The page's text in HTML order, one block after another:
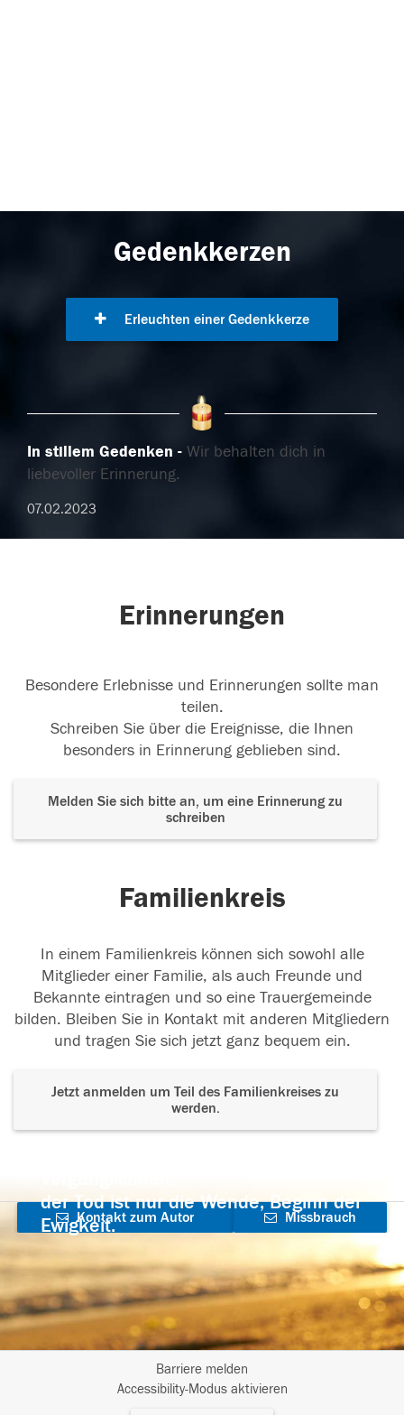
Gedenkkerzen
Erleuchten einer Gedenkkerze
In stillem Gedenken
Wir behalten dich in
liebevoller Erinnerung.
07.02.2023
Erinnerungen
Besondere Erlebnisse und Erinnerungen sollte man
teilen.
Schreiben Sie über die Ereignisse, die Ihnen
besonders in Erinnerung geblieben sind.
Melden Sie sich bitte an, um eine Erinnerung zu
schreiben
Familienkreis
In einem Familienkreis können sich sowohl alle
Mitglieder einer Familie, als auch Freunde und
Bekannte eintragen und so eine Trauergemeinde
bilden. Bleiben Sie in Kontakt mit anderen Mitgliedern
und tragen Sie sich jetzt ganz bequem ein.
Jetzt anmelden um Teil des Familienkreises zu
werden.
der Tod ist nur die Wende, Beginn der
Ewigkeit.
Kontakt zum Autor
aufnehmen
Missbrauch
Barriere melden
Accessibility-Modus aktivieren